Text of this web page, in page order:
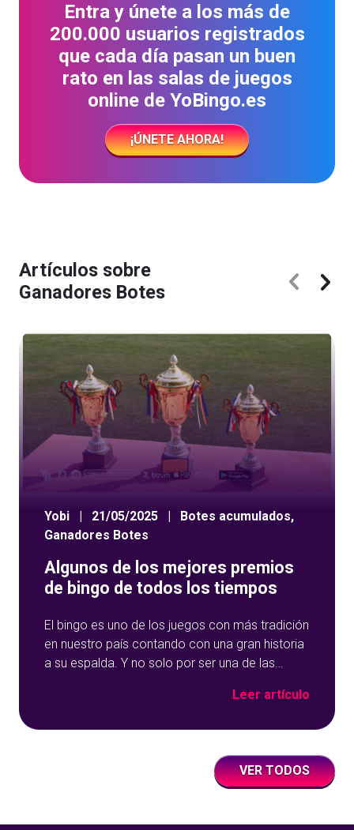
Entra y únete a los más de
200.000 usuarios registrados
que cada día pasan un buen
rato en las salas de juegos
online de YoBingo.es
¡ÚNETE AHORA!
Artículos sobre
Ganadores Botes
Yobi 21/05/2025 Botes acumulados,
Ganadores Botes
Algunos de los mejores premios
de bingo de todos los tiempos
El bingo es uno de los juegos con más tradición
en nuestro país contando con una gran historia
a su espalda. Y no solo por ser una de las
de juegos de tómbola, YoBingo, sino porque es
Leer artículo
VER TODOS